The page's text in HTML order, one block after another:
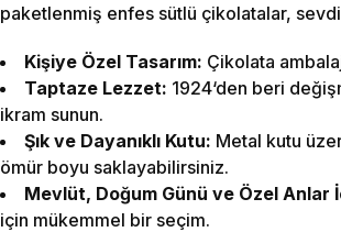
paketlenmiş enfes sütlü çikolatalar,
Kişiye Özel Tasarım: Çikolata
Taptaze Lezzet: 1924‘den beri
ikram sunun.
Şık ve Dayanıklı Kutu: Metal kutu
ömür boyu saklayabilirsiniz.
Mevlüt, Doğum Günü ve Özel Anlar
için mükemmel bir seçim.